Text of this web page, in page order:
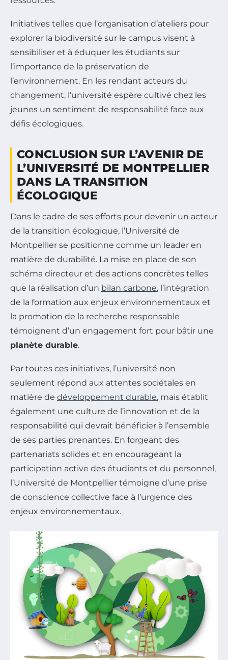
Initiatives telles que l’organisation d’ateliers pour
explorer la biodiversité sur le campus visent à
sensibiliser et à éduquer les étudiants sur
l’importance de la préservation de
l’environnement. En les rendant acteurs du
changement, l’université espère cultivé chez les
jeunes un sentiment de responsabilité face aux
défis écologiques.
CONCLUSION SUR L’AVENIR DE
L’UNIVERSITÉ DE MONTPELLIER
DANS LA TRANSITION
ÉCOLOGIQUE
Dans le cadre de ses efforts pour devenir un acteur
de la transition écologique, l’Université de
Montpellier se positionne comme un leader en
matière de durabilité. La mise en place de son
schéma directeur et des actions concrètes telles
que la réalisation d’un bilan carbone, l’intégration
de la formation aux enjeux environnementaux et
la promotion de la recherche responsable
témoignent d’un engagement fort pour bâtir une
planète durable.
Par toutes ces initiatives, l’université non
seulement répond aux attentes sociétales en
matière de développement durable, mais établit
également une culture de l’innovation et de la
responsabilité qui devrait bénéficier à l’ensemble
de ses parties prenantes. En forgeant des
partenariats solides et en encourageant la
participation active des étudiants et du personnel,
l’Université de Montpellier témoigne d’une prise
de conscience collective face à l’urgence des
enjeux environnementaux.